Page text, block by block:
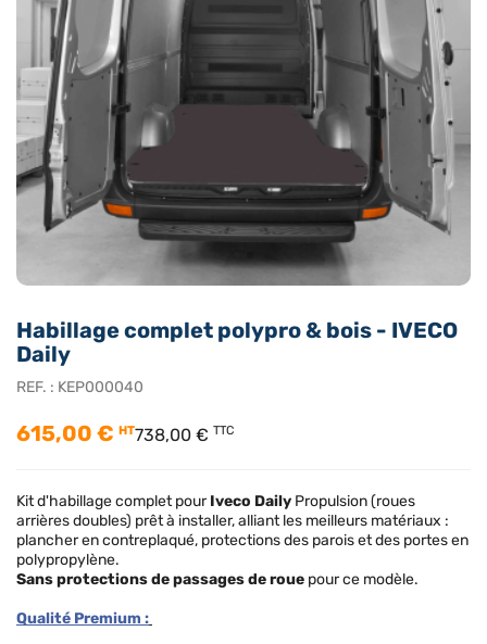
Habillage complet polypro & bois - IVECO
Daily
REF. : KEP000040
615,00 € HT738,00 € TTC
Kit d'habillage complet pourIveco Daily Propulsion (roues
arrières doubles) prêt à installer, alliant les meilleurs matériaux :
plancher en contreplaqué, protections des parois et des portes en
polypropylène.
Sans protections de passages de roue pour ce modèle.
Qualité Premium :